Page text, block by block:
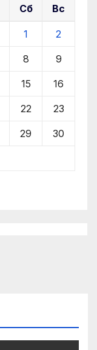
Сб Вс
1 2
8 9
15 16
22 23
29 30